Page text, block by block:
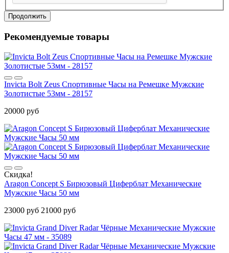
Продолжить
Рекомендуемые товары
Invicta Bolt Zeus Спортивные Часы на Ремешке Мужские
Золотистые 53мм - 28157
20000 руб
Скидка!
Aragon Concept S Бирюзовый Циферблат Механические
Мужские Часы 50 мм
23000 руб 21000 руб